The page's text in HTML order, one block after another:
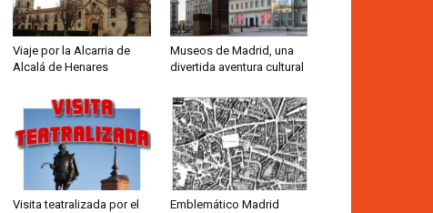
Viaje por la Alcarria de
Alcalá de Henares
Museos de Madrid, una
divertida aventura cultural
Visita teatralizada por el
Emblemático Madrid